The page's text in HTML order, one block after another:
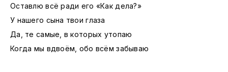
Оставлю всё ради его «Как дела?»
У нашего сына твои глаза
Да, те самые, в которых утопаю
Когда мы вдвоём, обо всём забываю